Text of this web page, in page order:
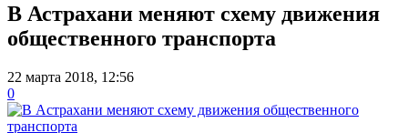
В Астрахани меняют схему движения
общественного транспорта
22 марта 2018, 12:56
0